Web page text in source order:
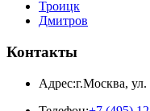
Троицк
Дмитров
Контакты
Адрес:г.Москва,